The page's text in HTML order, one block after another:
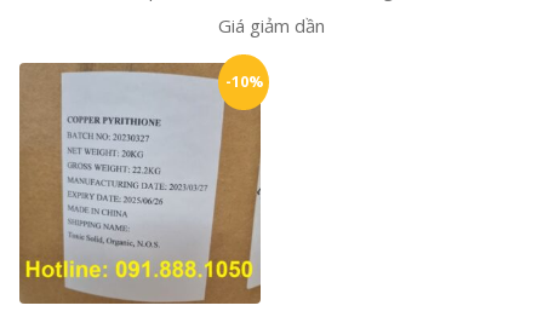
Giá giảm dần
-10%